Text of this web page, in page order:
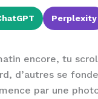
Perplexity
encore, tu
d’autres se
par une